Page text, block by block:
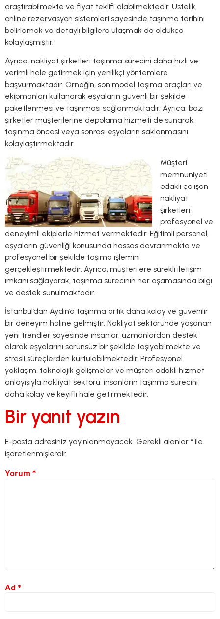
araştırabilmekte ve fiyat teklifi alabilmektedir. Üstelik,
online rezervasyon sistemleri sayesinde taşınma tarihini
belirlemek ve detaylı bilgilere ulaşmak da oldukça
kolaylaşmıştır.
Ayrıca, nakliyat şirketleri taşınma sürecini daha hızlı ve
verimli hale getirmek için yenilikçi yöntemlere
başvurmaktadır. Örneğin, son model taşıma araçları ve
ekipmanları kullanarak eşyaların güvenli bir şekilde
paketlenmesi ve taşınması sağlanmaktadır. Ayrıca, bazı
şirketler müşterilerine depolama hizmeti de sunarak,
taşınma öncesi veya sonrası eşyaların saklanmasını
kolaylaştırmaktadır.
Müşteri
memnuniyeti
odaklı çalışan
nakliyat
şirketleri,
profesyonel ve
deneyimli ekiplerle hizmet vermektedir. Eğitimli personel,
eşyaların güvenliği konusunda hassas davranmakta ve
profesyonel bir şekilde taşıma işlemini
gerçekleştirmektedir. Ayrıca, müşterilere sürekli iletişim
imkanı sağlayarak, taşınma sürecinin her aşamasında bilgi
ve destek sunulmaktadır.
İstanbul’dan Aydın’a taşınma artık daha kolay ve güvenilir
bir deneyim haline gelmiştir. Nakliyat sektöründe yaşanan
yeni trendler sayesinde insanlar, uzmanlardan destek
alarak eşyalarını sorunsuz bir şekilde taşıyabilmekte ve
stresli süreçlerden kurtulabilmektedir. Profesyonel
yaklaşım, teknolojik gelişmeler ve müşteri odaklı hizmet
anlayışıyla nakliyat sektörü, insanların taşınma sürecini
daha kolay ve keyifli hale getirmektedir.
Bir yanıt yazın
E-posta adresiniz yayınlanmayacak. Gerekli alanlar * ile
işaretlenmişlerdir
Yorum *
Ad *